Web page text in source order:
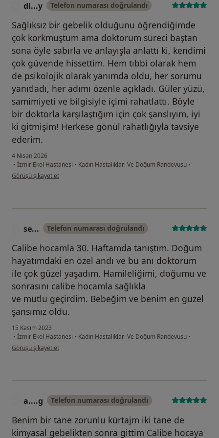
di...y Telefon numarası doğrulandı
Sağlıksız bir gebelik olduğunu öğrendiğimde
çok korkmuştum ama doktorum süreci baştan
sona öyle sabırla ve anlayışla anlattı ki, kendimi
çok güvende hissettim. Hem tıbbi olarak hem
de psikolojik olarak yanımda oldu, her sorumu
yanıtladı, her adımı özenle açıkladı. Güler yüzü,
samimiyeti ve bilgisiyle içimi rahatlattı. Böyle
bir doktorla karşılaştığım için çok şanslıyım, iyi
ki gitmişim! Herkese gönül rahatlığıyla tavsiye
ederim.
4 Nisan 2026
• İzmir Ekol Hastanesi • Kadın Hastalıkları Ve Doğum Randevusu •
kullanıcının görüşüne göre di...y
Görüşü şikayet et
se... Telefon numarası doğrulandı
Calibe hocamla 30. Haftamda tanıştım. Doğum
hayatımdaki en özel andı ve bu anı doktorum
ile çok güzel yaşadım. Hamileliğimi, doğumu ve
sonrasını calibe hocamla sağlıkla
ve mutlu geçirdim. Bebeğim ve benim en güzel
şansımız oldu.
15 Kasım 2023
• İzmir Ekol Hastanesi • Kadın Hastalıkları Ve Doğum Randevusu •
kullanıcının görüşüne göre se...
Görüşü şikayet et
a....g Telefon numarası doğrulandı
Benim bir tane zorunlu kürtajm iki tane de
kimyasal gebelikten sonra gittim Calibe hocaya